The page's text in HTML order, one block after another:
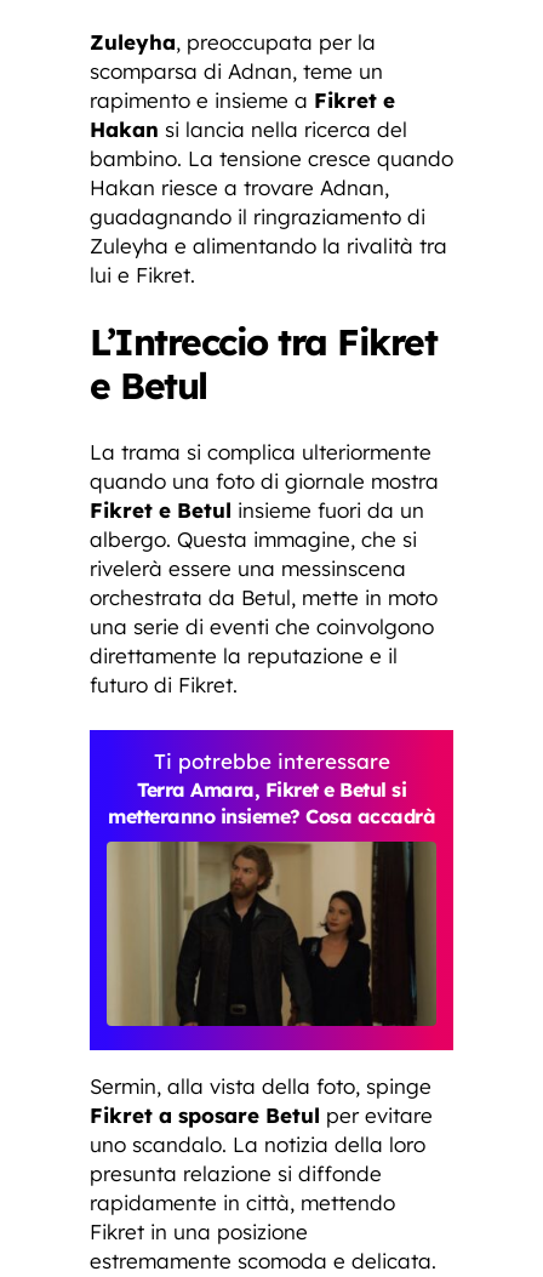
Zuleyha, preoccupata per la
scomparsa di Adnan, teme un
rapimento e insieme a Fikret e
Hakan si lancia nella ricerca del
bambino. La tensione cresce quando
Hakan riesce a trovare Adnan,
guadagnando il ringraziamento di
Zuleyha e alimentando la rivalità tra
lui e Fikret.
L’Intreccio tra Fikret
e Betul
La trama si complica ulteriormente
quando una foto di giornale mostra
Fikret e Betul insieme fuori da un
albergo. Questa immagine, che si
rivelerà essere una messinscena
orchestrata da Betul, mette in moto
una serie di eventi che coinvolgono
direttamente la reputazione e il
futuro di Fikret.
Ti potrebbe interessare
Terra Amara, Fikret e Betul si
metteranno insieme? Cosa accadrà
Sermin, alla vista della foto, spinge
Fikret a sposare Betul per evitare
uno scandalo. La notizia della loro
presunta relazione si diffonde
rapidamente in città, mettendo
Fikret in una posizione
estremamente scomoda e delicata.